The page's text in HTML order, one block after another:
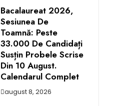
Bacalaureat 2026,
Sesiunea De
Toamnă: Peste
33.000 De Candidați
Susțin Probele Scrise
Din 10 August.
Calendarul Complet
august 8, 2026